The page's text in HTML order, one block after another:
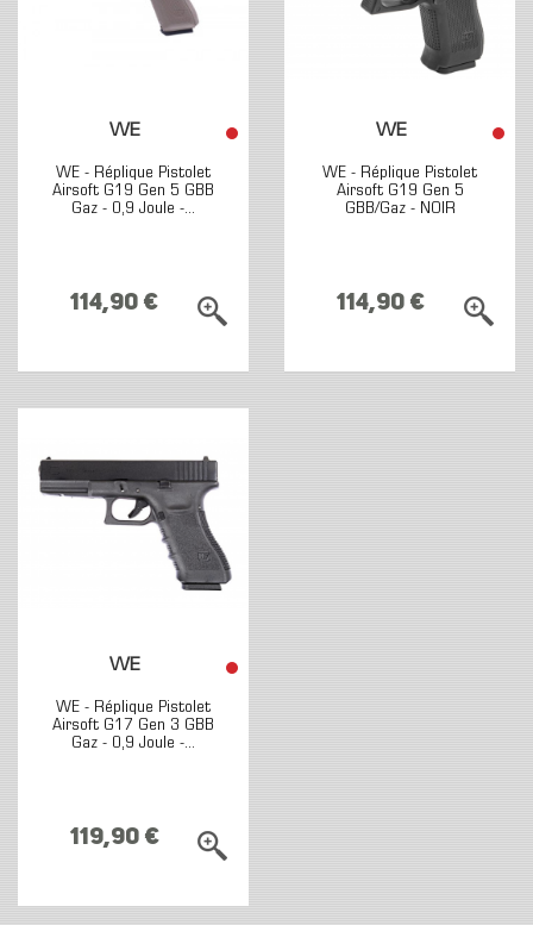
WE
WE - Réplique Pistolet
Airsoft G19 Gen 5 GBB
Gaz - 0,9 Joule -...
114,90 €
WE
WE - Réplique Pistolet
Airsoft G19 Gen 5
GBB/Gaz - NOIR
114,90 €
WE
WE - Réplique Pistolet
Airsoft G17 Gen 3 GBB
Gaz - 0,9 Joule -...
119,90 €